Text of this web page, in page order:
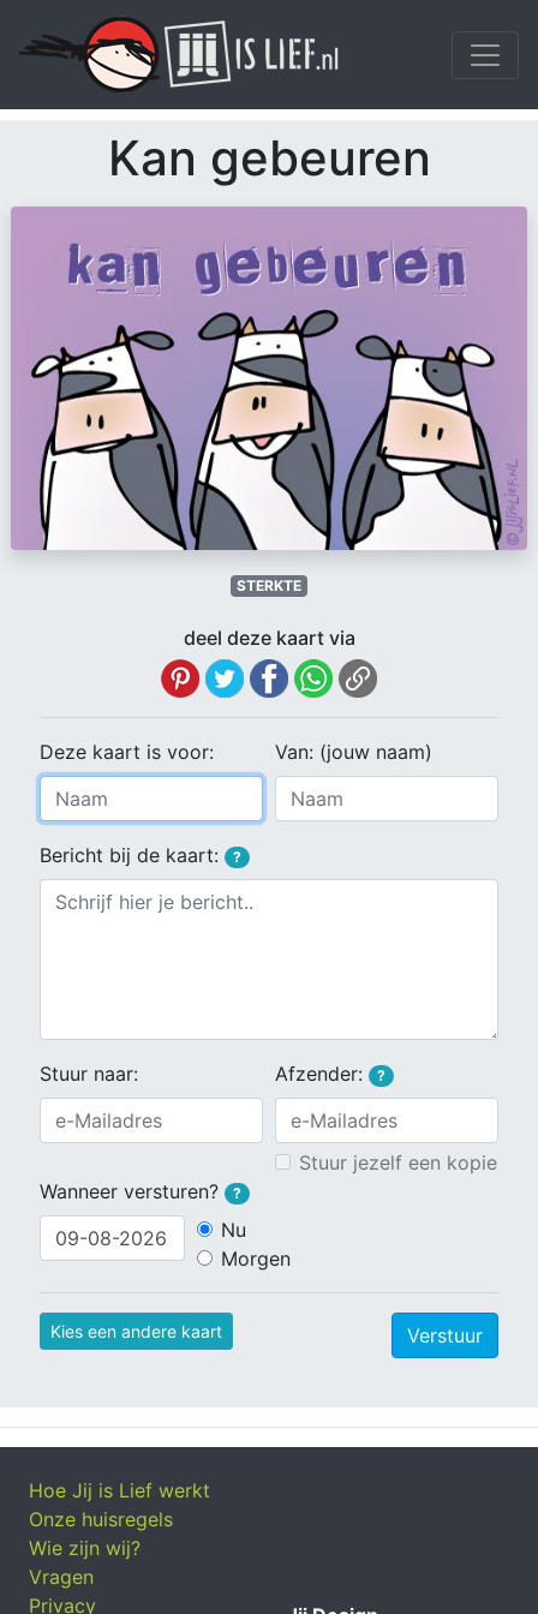
Kan gebeuren
STERKTE
deel deze kaart via
Deze kaart is voor: Van: (jouw naam)
Bericht bij de kaart: ?
Stuur naar: Afzender: ?
Stuur jezelf een kopie
Wanneer versturen?
?
Nu
Morgen
Kies een andere kaart Verstuur
Hoe Jij is Lief werkt
Onze huisregels
Wie zijn wij?
Vragen
Privacy